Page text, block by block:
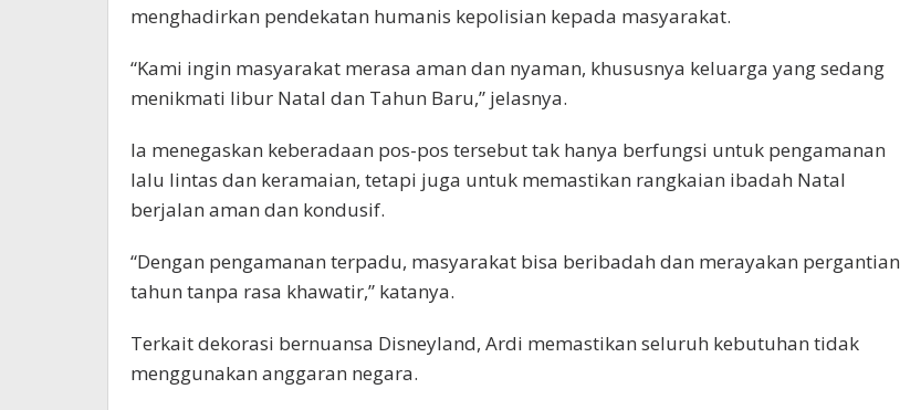
menghadirkan pendekatan humanis kepolisian kepada masyarakat.
“Kami ingin masyarakat merasa aman dan nyaman, khususnya keluarga yang sedang
menikmati libur Natal dan Tahun Baru,” jelasnya.
Ia menegaskan keberadaan pos-pos tersebut tak hanya berfungsi untuk pengamanan
lalu lintas dan keramaian, tetapi juga untuk memastikan rangkaian ibadah Natal
berjalan aman dan kondusif.
“Dengan pengamanan terpadu, masyarakat bisa beribadah dan merayakan pergantian
tahun tanpa rasa khawatir,” katanya.
Terkait dekorasi bernuansa Disneyland, Ardi memastikan seluruh kebutuhan tidak
menggunakan anggaran negara.